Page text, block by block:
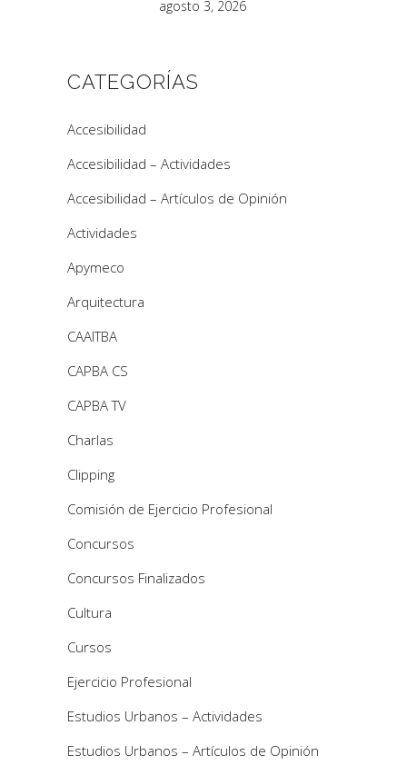
agosto 3, 2026
CATEGORÍAS
Accesibilidad
Accesibilidad – Actividades
Accesibilidad – Artículos de Opinión
Actividades
Apymeco
Arquitectura
CAAITBA
CAPBA CS
CAPBA TV
Charlas
Clipping
Comisión de Ejercicio Profesional
Concursos
Concursos Finalizados
Cultura
Cursos
Ejercicio Profesional
Estudios Urbanos – Actividades
Estudios Urbanos – Artículos de Opinión